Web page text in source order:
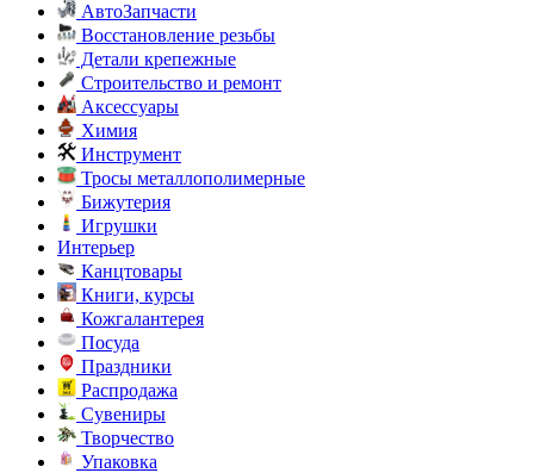
АвтоЗапчасти
Восстановление резьбы
Детали крепежные
Строительство и ремонт
Аксессуары
Химия
Инструмент
Тросы металлополимерные
Бижутерия
Игрушки
Интерьер
Канцтовары
Книги, курсы
Кожгалантерея
Посуда
Праздники
Распродажа
Сувениры
Творчество
Упаковка